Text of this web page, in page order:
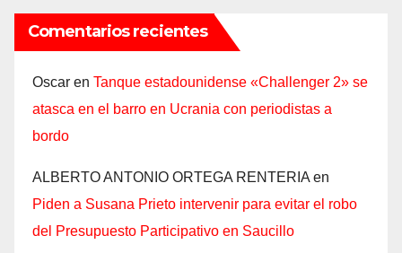
Comentarios recientes
Oscar en Tanque estadounidense «Challenger 2» se
atasca en el barro en Ucrania con periodistas a
bordo
ALBERTO ANTONIO ORTEGA RENTERIA en
Piden a Susana Prieto intervenir para evitar el robo
del Presupuesto Participativo en Saucillo